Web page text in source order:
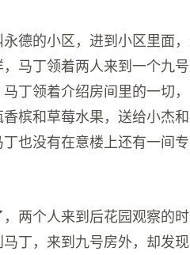
德的小区，进到小区里面
马丁领着两人来到一个九
丁领着介绍房间里的一切
槟和草莓水果，送给小杰和
也没有在意楼上还有一间
两个人来到后花园观察的
丁，来到九号房外，却发